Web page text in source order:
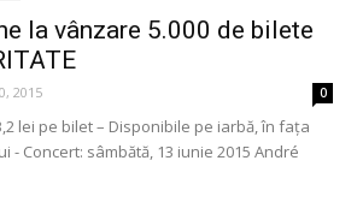
la vânzare 5.000 de bilete
2015 0
lei pe bilet – Disponibile pe iarbă, în fața
- Concert: sâmbătă, 13 iunie 2015 André